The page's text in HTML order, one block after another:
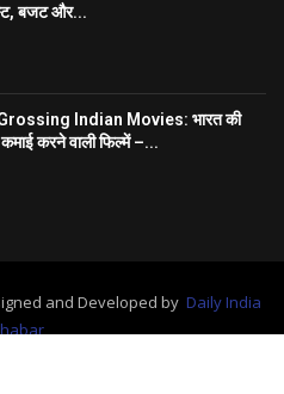
बजट और...
Indian Movies: भारत की
करने वाली फिल्में –...
and Developed by Daily India